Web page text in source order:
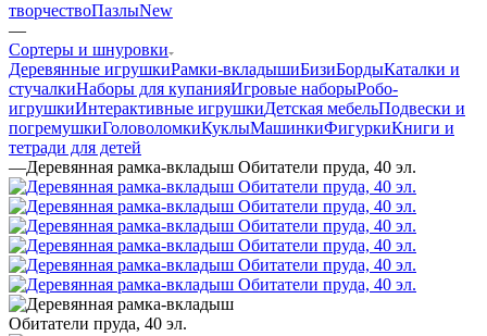
творчествоПазлыNew
—
Сортеры и шнуровки
Деревянные игрушкиРамки-вкладышиБизиБордыКаталки и
стучалкиНаборы для купанияИгровые наборыРобо-
игрушкиИнтерактивные игрушкиДетская мебельПодвески и
погремушкиГоловоломкиКуклыМашинкиФигуркиКниги и
тетради для детей
—Деревянная рамка-вкладыш Обитатели пруда, 40 эл.